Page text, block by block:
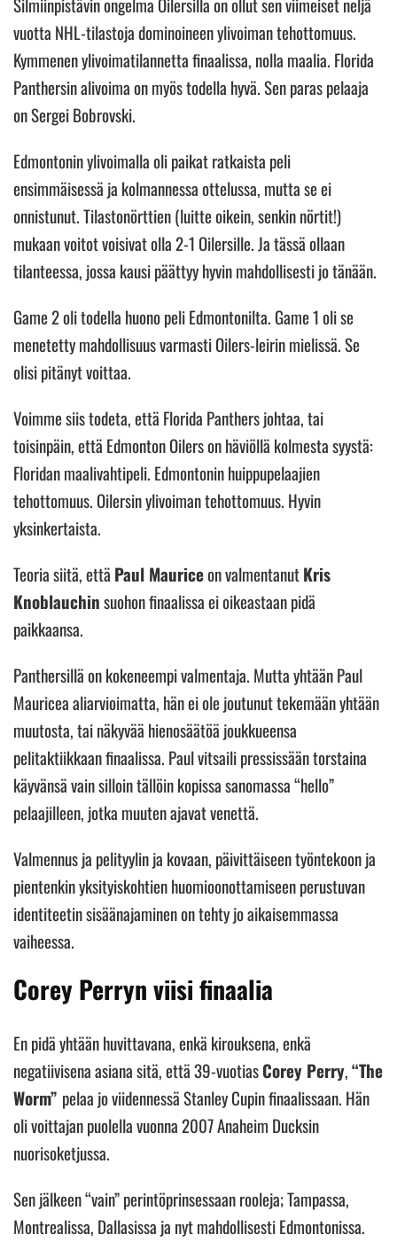
vuotta NHL-tilastoja dominoineen ylivoiman tehottomuus.
Kymmenen ylivoimatilannetta finaalissa, nolla maalia. Florida
Panthersin alivoima on myös todella hyvä. Sen paras pelaaja
on Sergei Bobrovski.
Edmontonin ylivoimalla oli paikat ratkaista peli
ensimmäisessä ja kolmannessa ottelussa, mutta se ei
onnistunut. Tilastonörttien (luitte oikein, senkin nörtit!)
mukaan voitot voisivat olla 2-1 Oilersille. Ja tässä ollaan
tilanteessa, jossa kausi päättyy hyvin mahdollisesti jo tänään.
Game 2 oli todella huono peli Edmontonilta. Game 1 oli se
menetetty mahdollisuus varmasti Oilers-leirin mielissä. Se
olisi pitänyt voittaa.
Voimme siis todeta, että Florida Panthers johtaa, tai
toisinpäin, että Edmonton Oilers on häviöllä kolmesta syystä:
Floridan maalivahtipeli. Edmontonin huippupelaajien
tehottomuus. Oilersin ylivoiman tehottomuus. Hyvin
yksinkertaista.
Teoria siitä, että Paul Mauriceon valmentanutKris
Knoblauchinsuohon finaalissa ei oikeastaan pidä
paikkaansa.
Panthersillä on kokeneempi valmentaja. Mutta yhtään Paul
Mauricea aliarvioimatta, hän ei ole joutunut tekemään yhtään
muutosta, tai näkyvää hienosäätöä joukkueensa
pelitaktiikkaan finaalissa. Paul vitsaili pressissään torstaina
käyvänsä vain silloin tällöin kopissa sanomassa “hello”
pelaajilleen, jotka muuten ajavat venettä.
Valmennus ja pelityylin ja kovaan, päivittäiseen työntekoon ja
pientenkin yksityiskohtien huomioonottamiseen perustuvan
identiteetin sisäänajaminen on tehty jo aikaisemmassa
vaiheessa.
Corey Perryn viisi finaalia
En pidä yhtään huvittavana, enkä kirouksena, enkä
negatiivisena asiana sitä, että 39-vuotiasCorey Perry,“The
Worm” pelaa jo viidennessä Stanley Cupin finaalissaan. Hän
oli voittajan puolella vuonna 2007 Anaheim Ducksin
nuorisoketjussa.
Sen jälkeen “vain” perintöprinsessaan rooleja; Tampassa,
Montrealissa, Dallasissa ja nyt mahdollisesti Edmontonissa.